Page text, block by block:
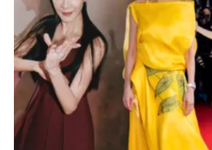
rumah.
Sehingga tahun 2001, kami masih
dapur kayu api. Bukan tidak ada dapur
menjimatkan wang daripada membeli
kayu api berkurang, kami adik beradik
mencari kayu api. Ketika itu tiada lagi
mengutip kayu api, hanya keluarga kami